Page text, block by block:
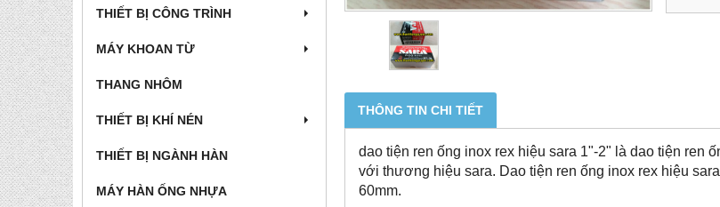
THIẾT BỊ CÔNG TRÌNH
MÁY KHOAN TỪ
THANG NHÔM
THIẾT BỊ KHÍ NÉN
THIẾT BỊ NGÀNH HÀN
MÁY HÀN ỐNG NHỰA
THÔNG TIN CHI TIẾT
dao tiện ren ống inox rex hiệu sara 1"-2" là dao tiện ren
với thương hiệu sara. Dao tiện ren ống inox rex hiệu
60mm.